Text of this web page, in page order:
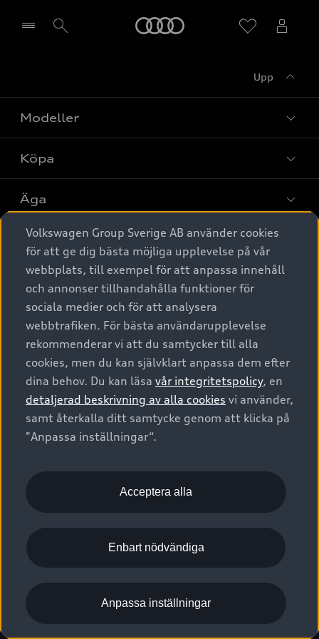
Upp
Modeller
Alla modeller
Elbilar
A6 modellerna
SUV
Avant
Audi Sport
Köpa
Privaterbjudanden
Privatleasing
Nya bilar i lager
Begagnade bilar i lager
Audi approved :plus - så gott som nya
Finansiering
Audi exclusive
Provkörning
Äga
Service & tillbehör
Audi digital services
Originaltillbehör - köp online
Garantier
Försäkring
Digitala manualer för din Audi
Audi Collection – livsstilsartiklar
Vanliga frågor
2G/3G nätet stängs ned - Hur påverkas min bil av detta?
Tjänstebil
Tjänstebil
Business lease online
Företagsleasing
Om Audi Sverige
Kontakta oss
Audi Återförsäljare/-serviceverkstad
myAudi
Pressmeddelanden
Nyhetsbrev
Vårt hållbarhetsarbete
Lediga tjänster huvudkontor
Lediga tjänster hos Audi Återförsäljare
Kommentar till mediauppgifter om dataläcka
© 2026 AUDI SVERIGE. All Rights Reserved.
Utgivare Juridiskt
Juridiskt Audi AG
Juridiskt Audi Digital Giveaway
Anpassa inställningar för cookies
Visselblåsarkanaler
Volkswagen Group Sverige AB använder cookies
för att ge dig bästa möjliga upplevelse på vår
webbplats, till exempel för att anpassa innehåll
och annonser tillhandahålla funktioner för
sociala medier och för att analysera
webbtrafiken. För bästa användarupplevelse
rekommenderar vi att du samtycker till alla
cookies, men du kan självklart anpassa dem efter
dina behov. Du kan läsa vår integritetspolicy, en
detaljerad beskrivning av alla cookies vi använder,
samt återkalla ditt samtycke genom att klicka på
"Anpassa inställningar“.
Acceptera alla
Enbart nödvändiga
Anpassa inställningar